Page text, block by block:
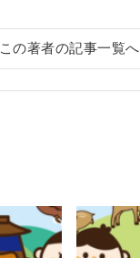
この著者の記事一覧へ